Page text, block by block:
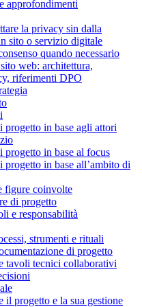
approfondimenti
la privacy sin dalla
sito o servizio digitale
quando necessario
web: architettura,
riferimenti DPO
in base agli attori
in base al focus
in base all’ambito di
figure coinvolte
di progetto
e responsabilità
strumenti e rituali
di progetto
tavoli tecnici collaborativi
il progetto e la sua gestione